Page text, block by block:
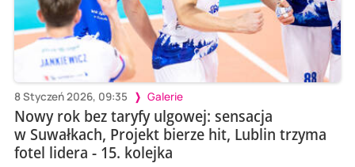
8 Styczeń 2026, 09:35 Galerie
Nowy rok bez taryfy ulgowej: sensacja
w Suwałkach, Projekt bierze hit, Lublin trzyma
fotel lidera - 15. kolejka